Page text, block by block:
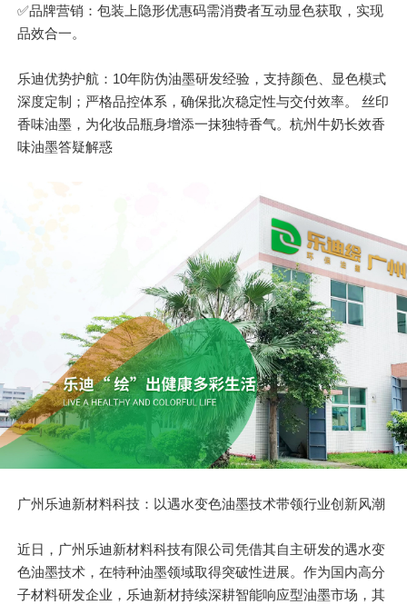
✅品牌营销：包装上隐形优惠码需消费者互动显色获取，实现
品效合一。
乐迪优势护航：10年防伪油墨研发经验，支持颜色、显色模式
深度定制；严格品控体系，确保批次稳定性与交付效率。 丝印
香味油墨，为化妆品瓶身增添一抹独特香气。杭州牛奶长效香
味油墨答疑解惑
广州乐迪新材料科技：以遇水变色油墨技术带领行业创新风潮
近日，广州乐迪新材料科技有限公司凭借其自主研发的遇水变
色油墨技术，在特种油墨领域取得突破性进展。作为国内高分
子材料研发企业，乐迪新材持续深耕智能响应型油墨市场，其